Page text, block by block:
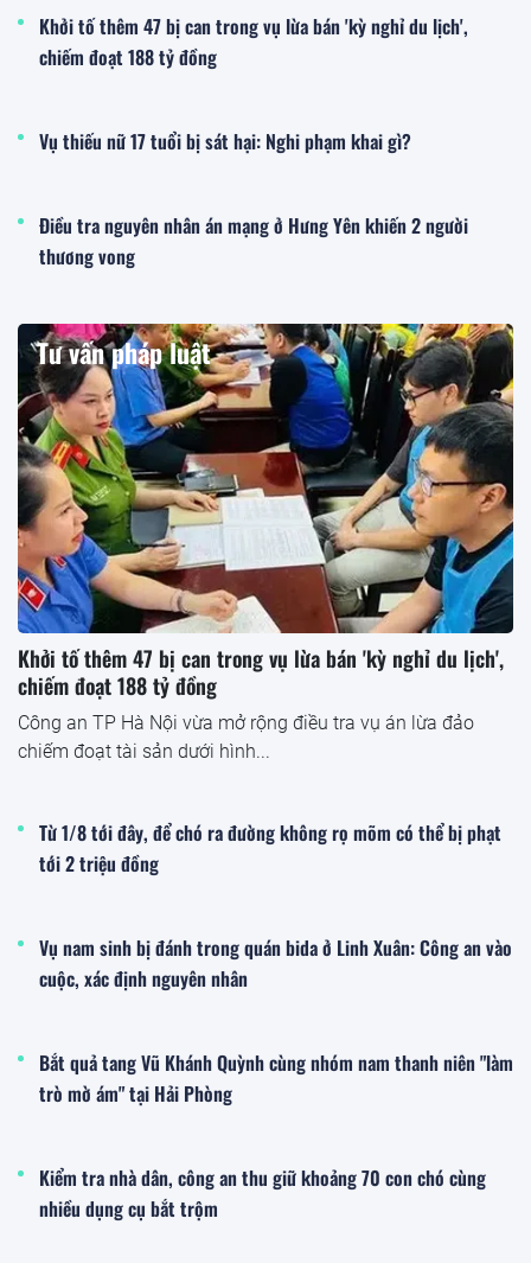
Khởi tố thêm 47 bị can trong vụ lừa bán 'kỳ nghỉ du lịch',
chiếm đoạt 188 tỷ đồng
Vụ thiếu nữ 17 tuổi bị sát hại: Nghi phạm khai gì?
Điều tra nguyên nhân án mạng ở Hưng Yên khiến 2 người
thương vong
Tư vấn pháp luật
Khởi tố thêm 47 bị can trong vụ lừa bán 'kỳ nghỉ du lịch',
chiếm đoạt 188 tỷ đồng
Công an TP Hà Nội vừa mở rộng điều tra vụ án lừa đảo
chiếm đoạt tài sản dưới hình...
Từ 1/8 tới đây, để chó ra đường không rọ mõm có thể bị phạt
tới 2 triệu đồng
Vụ nam sinh bị đánh trong quán bida ở Linh Xuân: Công an vào
cuộc, xác định nguyên nhân
Bắt quả tang Vũ Khánh Quỳnh cùng nhóm nam thanh niên "làm
trò mờ ám" tại Hải Phòng
Kiểm tra nhà dân, công an thu giữ khoảng 70 con chó cùng
nhiều dụng cụ bắt trộm